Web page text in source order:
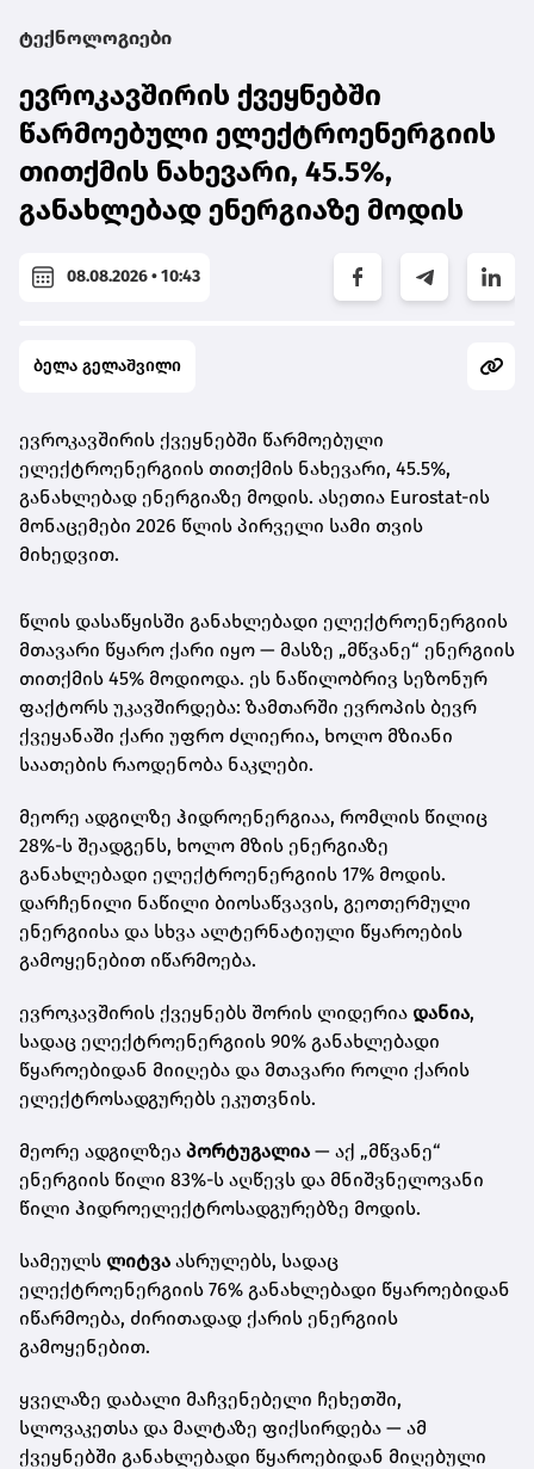
ტექნოლოგიები
ევროკავშირის ქვეყნებში
წარმოებული ელექტროენერგიის
თითქმის ნახევარი, 45.5%,
განახლებად ენერგიაზე მოდის
08.08.2026 • 10:43
ბელა გელაშვილი
ევროკავშირის ქვეყნებში წარმოებული
ელექტროენერგიის თითქმის ნახევარი, 45.5%,
განახლებად ენერგიაზე მოდის. ასეთია Eurostat-ის
მონაცემები 2026 წლის პირველი სამი თვის
მიხედვით.
წლის დასაწყისში განახლებადი ელექტროენერგიის
მთავარი წყარო ქარი იყო — მასზე „მწვანე“ ენერგიის
თითქმის 45% მოდიოდა. ეს ნაწილობრივ სეზონურ
ფაქტორს უკავშირდება: ზამთარში ევროპის ბევრ
ქვეყანაში ქარი უფრო ძლიერია, ხოლო მზიანი
საათების რაოდენობა ნაკლები.
მეორე ადგილზე ჰიდროენერგიაა, რომლის წილიც
28%-ს შეადგენს, ხოლო მზის ენერგიაზე
განახლებადი ელექტროენერგიის 17% მოდის.
დარჩენილი ნაწილი ბიოსაწვავის, გეოთერმული
ენერგიისა და სხვა ალტერნატიული წყაროების
გამოყენებით იწარმოება.
ევროკავშირის ქვეყნებს შორის ლიდერია დანია,
სადაც ელექტროენერგიის 90% განახლებადი
წყაროებიდან მიიღება და მთავარი როლი ქარის
ელექტროსადგურებს ეკუთვნის.
მეორე ადგილზეა პორტუგალია — აქ „მწვანე“
ენერგიის წილი 83%-ს აღწევს და მნიშვნელოვანი
წილი ჰიდროელექტროსადგურებზე მოდის.
სამეულს ლიტვა ასრულებს, სადაც
ელექტროენერგიის 76% განახლებადი წყაროებიდან
იწარმოება, ძირითადად ქარის ენერგიის
გამოყენებით.
ყველაზე დაბალი მაჩვენებელი ჩეხეთში,
სლოვაკეთსა და მალტაზე ფიქსირდება — ამ
ქვეყნებში განახლებადი წყაროებიდან მიღებული